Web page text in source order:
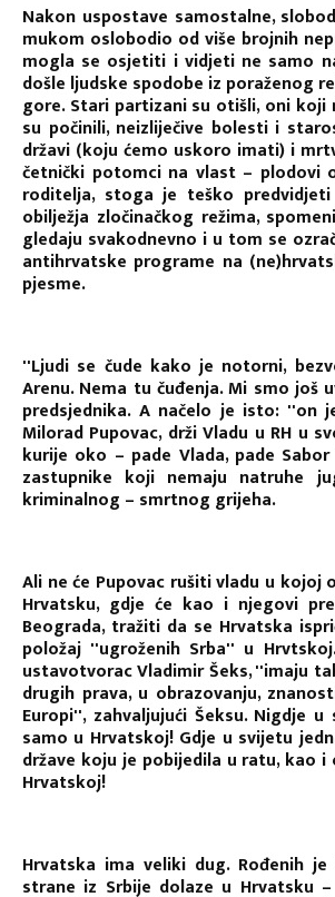
Nakon uspostave samostalne,
mukom oslobodio od više brojnih
mogla se osjetiti i vidjeti ne samo
došle ljudske spodobe iz poraženog
gore. Stari partizani su otišli, oni koji
su počinili, neizliječive bolesti i
državi (koju ćemo uskoro imati) i
četnički potomci na vlast – plodovi
roditelja, stoga je teško
obilježja zločinačkog režima,
gledaju svakodnevno i u tom se
antihrvatske programe na
pjesme.
''Ljudi se čude kako je notorni,
Arenu. Nema tu čuđenja. Mi smo
predsjednika. A načelo je isto: ''on
Milorad Pupovac, drži Vladu u RH u
kurije oko – pade Vlada, pade
zastupnike koji nemaju natruhe
kriminalnog – smrtnog grijeha.
Ali ne će Pupovac rušiti vladu u kojoj
Hrvatsku, gdje će kao i njegovi
Beograda, tražiti da se Hrvatska
položaj ''ugroženih Srba'' u
ustavotvorac Vladimir Šeks, ''imaju
drugih prava, u obrazovanju,
Europi'', zahvaljujući Šeksu. Nigdje
samo u Hrvatskoj! Gdje u svijetu
države koju je pobijedila u ratu, kao
Hrvatskoj!
Hrvatska ima veliki dug. Rođenih je
strane iz Srbije dolaze u Hrvatsku